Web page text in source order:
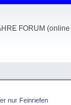
FORUM
nur Feinriefen